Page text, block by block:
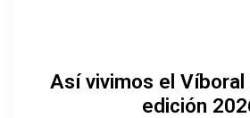
Así vivimos el Víboral
edición